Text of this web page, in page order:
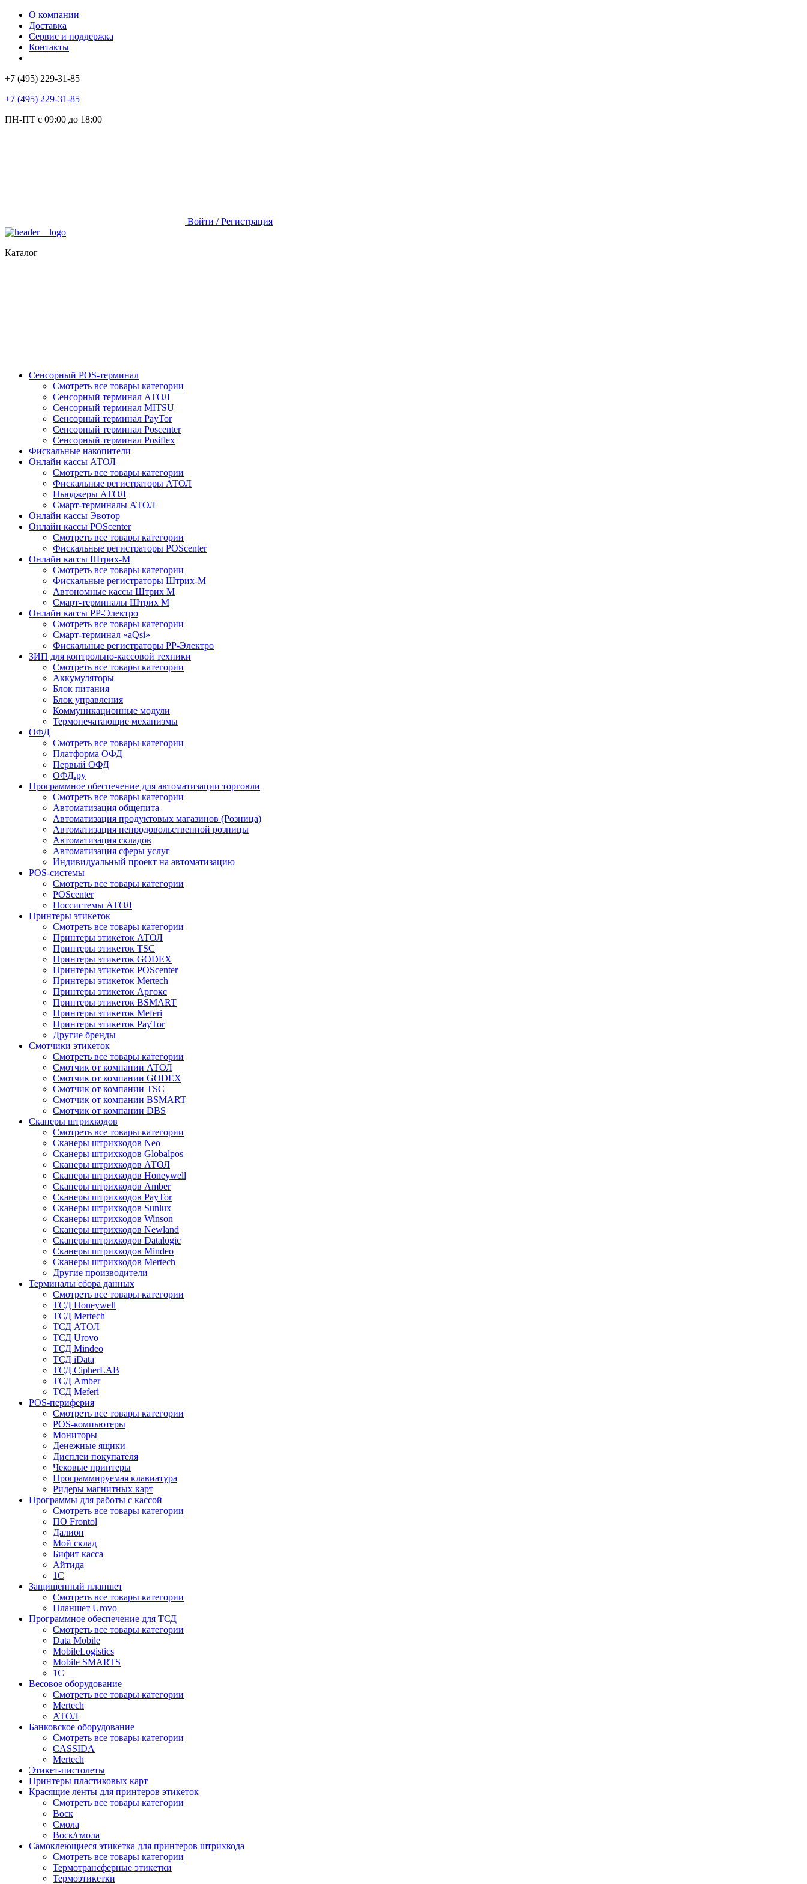
О компании
Доставка
Сервис и поддержка
Контакты
+7 (495) 229-31-85
+7 (495) 229-31-85
ПН-ПТ с 09:00 до 18:00
Войти / Регистрация
Каталог
Сенсорный POS-терминал
Смотреть все товары категории
Сенсорный терминал АТОЛ
Сенсорный терминал MITSU
Сенсорный терминал PayTor
Сенсорный терминал Poscenter
Сенсорный терминал Posiflex
Фискальные накопители
Онлайн кассы АТОЛ
Смотреть все товары категории
Фискальные регистраторы АТОЛ
Ньюджеры АТОЛ
Смарт-терминалы АТОЛ
Онлайн кассы Эвотор
Онлайн кассы POScenter
Смотреть все товары категории
Фискальные регистраторы POScenter
Онлайн кассы Штрих-М
Смотреть все товары категории
Фискальные регистраторы Штрих-М
Автономные кассы Штрих М
Смарт-терминалы Штрих М
Онлайн кассы РР-Электро
Смотреть все товары категории
Смарт-терминал «aQsi»
Фискальные регистраторы РР-Электро
ЗИП для контрольно-кассовой техники
Смотреть все товары категории
Аккумуляторы
Блок питания
Блок управления
Коммуникационные модули
Термопечатающие механизмы
ОФД
Смотреть все товары категории
Платформа ОФД
Первый ОФД
ОФД.ру
Программное обеспечение для автоматизации торговли
Смотреть все товары категории
Автоматизация общепита
Автоматизация продуктовых магазинов (Розница)
Автоматизация непродовольственной розницы
Автоматизация складов
Автоматизация сферы услуг
Индивидуальный проект на автоматизацию
POS-системы
Смотреть все товары категории
POScenter
Поссистемы АТОЛ
Принтеры этикеток
Смотреть все товары категории
Принтеры этикеток АТОЛ
Принтеры этикеток TSC
Принтеры этикеток GODEX
Принтеры этикеток POScenter
Принтеры этикеток Mertech
Принтеры этикеток Аргокс
Принтеры этикеток BSMART
Принтеры этикеток Meferi
Принтеры этикеток PayTor
Другие бренды
Смотчики этикеток
Смотреть все товары категории
Смотчик от компании АТОЛ
Смотчик от компании GODEX
Смотчик от компании TSC
Смотчик от компании BSMART
Смотчик от компании DBS
Сканеры штрихкодов
Смотреть все товары категории
Сканеры штрихкодов Neo
Сканеры штрихкодов Globalpos
Сканеры штрихкодов АТОЛ
Сканеры штрихкодов Honeywell
Сканеры штрихкодов Amber
Сканеры штрихкодов PayTor
Сканеры штрихкодов Sunlux
Сканеры штрихкодов Winson
Сканеры штрихкодов Newland
Сканеры штрихкодов Datalogic
Сканеры штрихкодов Mindeo
Сканеры штрихкодов Mertech
Другие производители
Терминалы сбора данных
Смотреть все товары категории
ТСД Honeywell
ТСД Mertech
ТСД АТОЛ
ТСД Urovo
ТСД Mindeo
ТСД iData
ТСД CipherLAB
ТСД Amber
ТСД Meferi
POS-периферия
Смотреть все товары категории
POS-компьютеры
Мониторы
Денежные ящики
Дисплеи покупателя
Чековые принтеры
Программируемая клавиатура
Ридеры магнитных карт
Программы для работы с кассой
Смотреть все товары категории
ПО Frontol
Далион
Мой склад
Бифит касса
Айтида
1С
Защищенный планшет
Смотреть все товары категории
Планшет Urovo
Программное обеспечение для ТСД
Смотреть все товары категории
Data Mobile
MobileLogistics
Mobile SMARTS
1С
Весовое оборудование
Смотреть все товары категории
Mertech
АТОЛ
Банковское оборудование
Смотреть все товары категории
CASSIDA
Mertech
Этикет-пистолеты
Принтеры пластиковых карт
Красящие ленты для принтеров этикеток
Смотреть все товары категории
Воск
Смола
Воск/смола
Самоклеющиеся этикетка для принтеров штрихкода
Смотреть все товары категории
Термотрансферные этикетки
Термоэтикетки